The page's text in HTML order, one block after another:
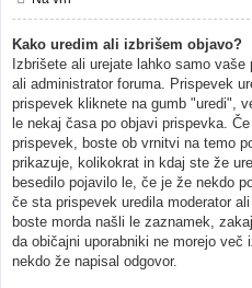
Kako uredim ali izbrišem objavo?
Izbrišete ali urejate lahko samo
ali administrator foruma. Prispevek
prispevek kliknete na gumb "uredi",
le nekaj časa po objavi prispevka.
prispevek, boste ob vrnitvi na temo
prikazuje, kolikokrat in kdaj ste že
besedilo pojavilo le, če je že nekdo
če sta prispevek uredila moderator
boste morda našli le zaznamek,
da običajni uporabniki ne morejo
nekdo že napisal odgovor.